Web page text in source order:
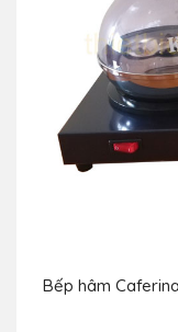
Bếp hâm